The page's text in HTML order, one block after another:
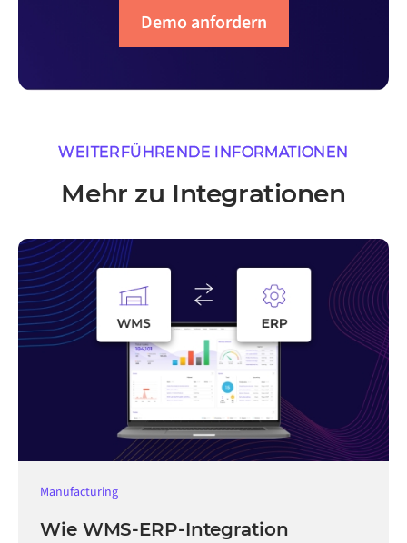
Demo anfordern
WEITERFÜHRENDE INFORMATIONEN
Mehr zu Integrationen
Manufacturing
Wie WMS-ERP-Integration